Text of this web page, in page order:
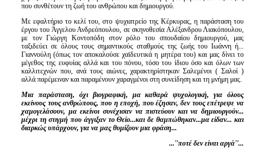
που συνθέτουν τη ζωή του ανθρώπου και δημιουργού.
Με εφαλτήριο το κελί του, στο ψυχιατρείο της Κέρκυρας, η παράσταση του
έργου του Άγγελου Ανδρεόπουλου, σε σκηνοθεσία Αλέξανδρου Λιακόπουλου,
με τον Γιώργη Κοντοπόδη στον ρόλο του σπουδαίου δημιουργού, μας
ταξιδεύει σε όλους τους σημαντικούς σταθμούς της ζωής του Ιωάννη ή...
Γιαννούλη (όπως τον αποκαλούσε χαϊδευτικά η μητέρα του) και μας δίνει το
μέγεθος της ευφυίας αλλά και του πόνου, τόσο του ίδιου όσο και όλων των
καλλιτεχνών που, ανά τους αιώνες, χαρακτηρίστηκαν Σαλεμένοι ( Σαλοί )
αλλά παρέμειναν και παραμένουν χαραγμένοι στη συνείδηση και τη μνήμη μας.
Μια παράσταση, όχι βιογραφική, μα καθαρά ψυχολογική, για όλους
εκείνουςτους ανθρώπους, που η εποχή, που έζησαν, δεν τους επέτρεψε να
χαμογελάσουν, μα εκείνοι συνέχισαν να πιστεύουν και να δημιουργούν...
μέχρι τη στιγμή που άγγιξαν το Θείο...και δε θαμπώθηκαν...μα είδαν... και
διαρκώς υπάρχουν, για να μας θυμίζουν μια φράση...
...''ποτέ δεν είναι αργά''...